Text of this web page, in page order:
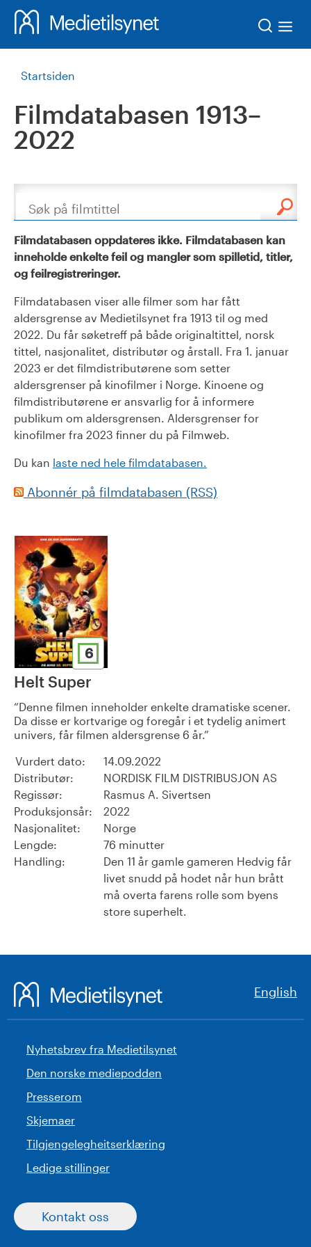
Startsiden
Filmdatabasen 1913–
2022
Søk
Filmdatabasen oppdateres ikke. Filmdatabasen kan
inneholde enkelte feil og mangler som spilletid, titler,
og feilregistreringer.
Filmdatabasen viser alle filmer som har fått
aldersgrense av Medietilsynet fra 1913 til og med
2022. Du får søketreff på både originaltittel, norsk
tittel, nasjonalitet, distributør og årstall. Fra 1. januar
2023 er det filmdistributørene som setter
aldersgrenser på kinofilmer i Norge. Kinoene og
filmdistributørene er ansvarlig for å informere
publikum om aldersgrensen. Aldersgrenser for
kinofilmer fra 2023 finner du på Filmweb.
Du kan laste ned hele filmdatabasen.
Abonnér på filmdatabasen (RSS)
6
Helt Super
Denne filmen inneholder enkelte dramatiske scener.
Da disse er kortvarige og foregår i et tydelig animert
univers, får filmen aldersgrense 6 år.
Vurdert dato:
14.09.2022
Distributør:
NORDISK FILM DISTRIBUSJON AS
Regissør:
Rasmus A. Sivertsen
Produksjonsår:
2022
Nasjonalitet:
Norge
Lengde:
76 minutter
Handling:
Den 11 år gamle gameren Hedvig får
livet snudd på hodet når hun brått
må overta farens rolle som byens
store superhelt.
English
Nyhetsbrev fra Medietilsynet
Den norske mediepodden
Presserom
Skjemaer
Tilgjengelegheitserklæring
Ledige stillinger
Kontakt oss